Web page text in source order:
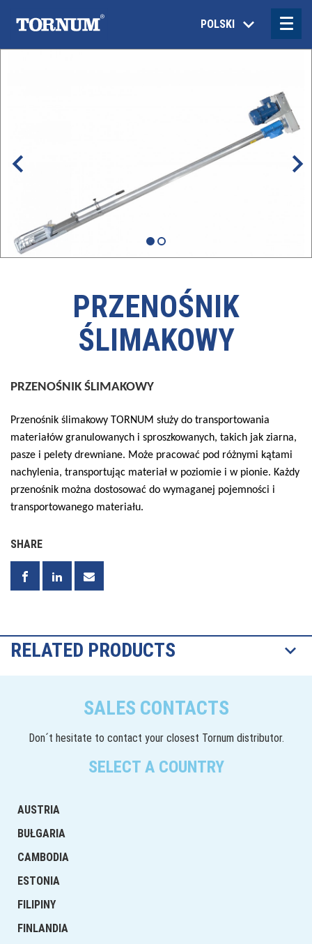
POLSKI
PRZENOŚNIK
ŚLIMAKOWY
PRZENOŚNIK ŚLIMAKOWY
Przenośnik ślimakowy TORNUM służy do transportowania
materiałów granulowanych i sproszkowanych, takich jak ziarna,
pasze i pelety drewniane. Może pracować pod różnymi kątami
nachylenia, transportując materiał w poziomie i w pionie. Każdy
przenośnik można dostosować do wymaganej pojemności i
transportowanego materiału.
SHARE
RELATED PRODUCTS
SALES CONTACTS
Don´t hesitate to contact your closest Tornum distributor.
SELECT A COUNTRY
AUSTRIA
BUŁGARIA
CAMBODIA
ESTONIA
FILIPINY
FINLANDIA